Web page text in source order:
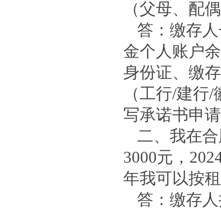
（父母、配
答：缴存
金个人账户
身份证、缴
（工行/建
写承诺书申
二、我在
3000元，
年我可以按
答：缴存